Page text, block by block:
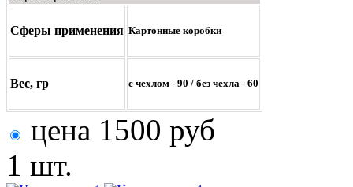
Сферы применения Картонные коробки
Вес, гр с чехлом - 90 / без чехла - 60
цена 1500 руб
1 шт.